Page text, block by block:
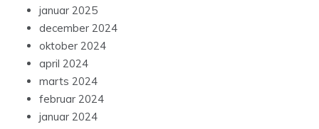
januar 2025
december 2024
oktober 2024
april 2024
marts 2024
februar 2024
januar 2024